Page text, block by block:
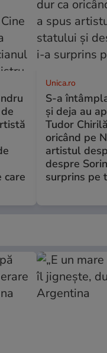
care
Unica.ro
S-a
și deja au
Tudor
oricând pe
artistul
despre
surprins pe